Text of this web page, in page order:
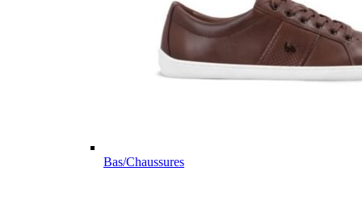
Bas/Chaussures